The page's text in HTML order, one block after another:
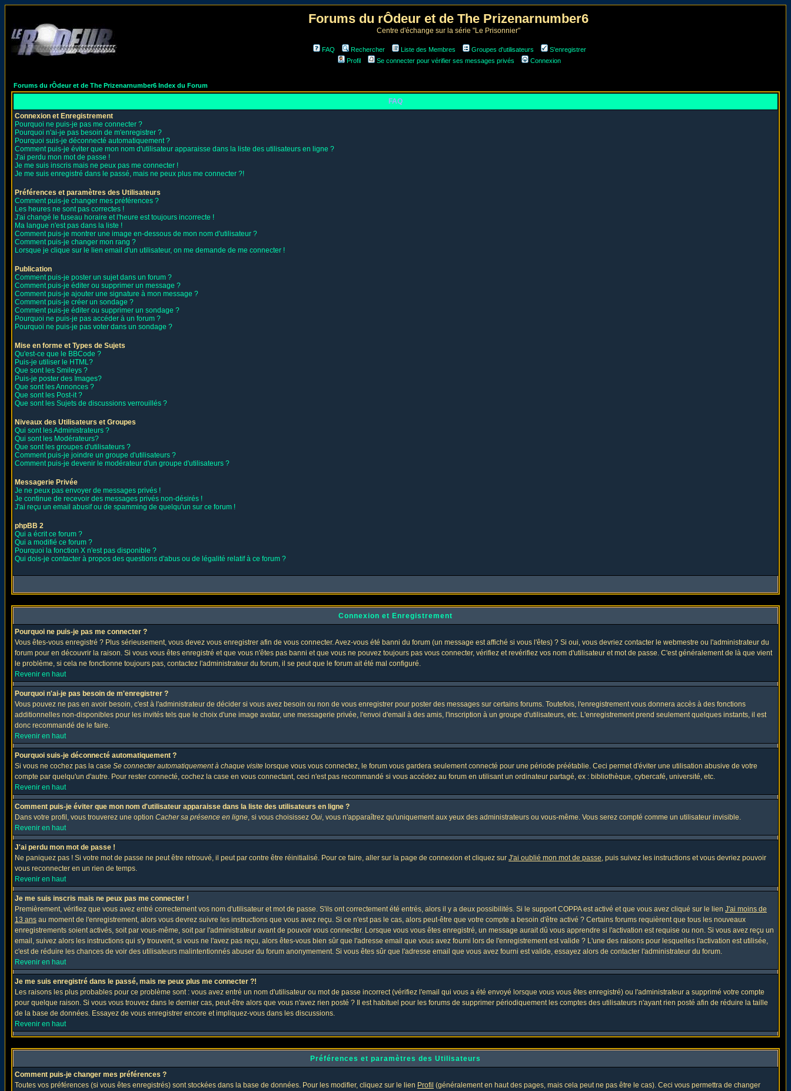
Forums du rÔdeur et de The Prizenarnumber6
Centre d'échange sur la série "Le Prisonnier"
FAQ Rechercher Liste des Membres Groupes d'utilisateurs
S'enregistrer
Profil
Se connecter pour vérifier ses messages privés Connexion
Forums du rÔdeur et de The Prizenarnumber6 Index du Forum
FAQ
Connexion et Enregistrement
Pourquoi ne puis-je pas me connecter ?
Pourquoi n'ai-je pas besoin de m'enregistrer ?
Pourquoi suis-je déconnecté automatiquement ?
Comment puis-je éviter que mon nom d'utilisateur apparaisse dans la liste des utilisateurs en ligne ?
J'ai perdu mon mot de passe !
Je me suis inscris mais ne peux pas me connecter !
Je me suis enregistré dans le passé, mais ne peux plus me connecter ?!
Préférences et paramètres des Utilisateurs
Comment puis-je changer mes préférences ?
Les heures ne sont pas correctes !
J'ai changé le fuseau horaire et l'heure est toujours incorrecte !
Ma langue n'est pas dans la liste !
Comment puis-je montrer une image en-dessous de mon nom d'utilisateur ?
Comment puis-je changer mon rang ?
Lorsque je clique sur le lien email d'un utilisateur, on me demande de me connecter !
Publication
Comment puis-je poster un sujet dans un forum ?
Comment puis-je éditer ou supprimer un message ?
Comment puis-je ajouter une signature à mon message ?
Comment puis-je créer un sondage ?
Comment puis-je éditer ou supprimer un sondage ?
Pourquoi ne puis-je pas accéder à un forum ?
Pourquoi ne puis-je pas voter dans un sondage ?
Mise en forme et Types de Sujets
Qu'est-ce que le BBCode ?
Puis-je utiliser le HTML?
Que sont les Smileys ?
Puis-je poster des Images?
Que sont les Annonces ?
Que sont les Post-it ?
Que sont les Sujets de discussions verrouillés ?
Niveaux des Utilisateurs et Groupes
Qui sont les Administrateurs ?
Qui sont les Modérateurs?
Que sont les groupes d'utilisateurs ?
Comment puis-je joindre un groupe d'utilisateurs ?
Comment puis-je devenir le modérateur d'un groupe d'utilisateurs ?
Messagerie Privée
Je ne peux pas envoyer de messages privés !
Je continue de recevoir des messages privés non-désirés !
J'ai reçu un email abusif ou de spamming de quelqu'un sur ce forum !
phpBB 2
Qui a écrit ce forum ?
Qui a modifié ce forum ?
Pourquoi la fonction X n'est pas disponible ?
Qui dois-je contacter à propos des questions d'abus ou de légalité relatif à ce forum ?
Connexion et Enregistrement
Pourquoi ne puis-je pas me connecter ?
Vous êtes-vous enregistré ? Plus sérieusement, vous devez vous enregistrer afin de vous connecter. Avez-vous été banni du forum (un message est affiché si vous l'êtes) ? Si oui, vous devriez contacter le webmestre ou l'administrateur du
forum pour en découvrir la raison. Si vous vous êtes enregistré et que vous n'êtes pas banni et que vous ne pouvez toujours pas vous connecter, vérifiez et revérifiez vos nom d'utilisateur et mot de passe. C'est généralement de là que vient
le problème, si cela ne fonctionne toujours pas, contactez l'administrateur du forum, il se peut que le forum ait été mal configuré.
Revenir en haut
Pourquoi n'ai-je pas besoin de m'enregistrer ?
Vous pouvez ne pas en avoir besoin, c'est à l'administrateur de décider si vous avez besoin ou non de vous enregistrer pour poster des messages sur certains forums. Toutefois, l'enregistrement vous donnera accès à des fonctions
additionnelles non-disponibles pour les invités tels que le choix d'une image avatar, une messagerie privée, l'envoi d'email à des amis, l'inscription à un groupe d'utilisateurs, etc. L'enregistrement prend seulement quelques instants, il est
donc recommandé de le faire.
Revenir en haut
Pourquoi suis-je déconnecté automatiquement ?
Si vous ne cochez pas la case Se connecter automatiquement à chaque visite lorsque vous vous connectez, le forum vous gardera seulement connecté pour une période préétablie. Ceci permet d'éviter une utilisation abusive de votre
compte par quelqu'un d'autre. Pour rester connecté, cochez la case en vous connectant, ceci n'est pas recommandé si vous accédez au forum en utilisant un ordinateur partagé, ex : bibliothèque, cybercafé, université, etc.
Revenir en haut
Comment puis-je éviter que mon nom d'utilisateur apparaisse dans la liste des utilisateurs en ligne ?
Dans votre profil, vous trouverez une option Cacher sa présence en ligne, si vous choisissez Oui, vous n'apparaîtrez qu'uniquement aux yeux des administrateurs ou vous-même. Vous serez compté comme un utilisateur invisible.
Revenir en haut
J'ai perdu mon mot de passe !
Ne paniquez pas ! Si votre mot de passe ne peut être retrouvé, il peut par contre être réinitialisé. Pour ce faire, aller sur la page de connexion et cliquez sur J'ai oublié mon mot de passe, puis suivez les instructions et vous devriez pouvoir
vous reconnecter en un rien de temps.
Revenir en haut
Je me suis inscris mais ne peux pas me connecter !
Premièrement, vérifiez que vous avez entré correctement vos nom d'utilisateur et mot de passe. S'ils ont correctement été entrés, alors il y a deux possibilités. Si le support COPPA est activé et que vous avez cliqué sur le lien J'ai moins de
13 ans au moment de l'enregistrement, alors vous devrez suivre les instructions que vous avez reçu. Si ce n'est pas le cas, alors peut-être que votre compte a besoin d'être activé ? Certains forums requièrent que tous les nouveaux
enregistrements soient activés, soit par vous-même, soit par l'administrateur avant de pouvoir vous connecter. Lorsque vous vous êtes enregistré, un message aurait dû vous apprendre si l'activation est requise ou non. Si vous avez reçu un
email, suivez alors les instructions qui s'y trouvent, si vous ne l'avez pas reçu, alors êtes-vous bien sûr que l'adresse email que vous avez fourni lors de l'enregistrement est valide ? L'une des raisons pour lesquelles l'activation est utilisée,
c'est de réduire les chances de voir des utilisateurs malintentionnés abuser du forum anonymement. Si vous êtes sûr que l'adresse email que vous avez fourni est valide, essayez alors de contacter l'administrateur du forum.
Revenir en haut
Je me suis enregistré dans le passé, mais ne peux plus me connecter ?!
Les raisons les plus probables pour ce problème sont : vous avez entré un nom d'utilisateur ou mot de passe incorrect (vérifiez l'email qui vous a été envoyé lorsque vous vous êtes enregistré) ou l'administrateur a supprimé votre compte
pour quelque raison. Si vous vous trouvez dans le dernier cas, peut-être alors que vous n'avez rien posté ? Il est habituel pour les forums de supprimer périodiquement les comptes des utilisateurs n'ayant rien posté afin de réduire la taille
de la base de données. Essayez de vous enregistrer encore et impliquez-vous dans les discussions.
Revenir en haut
Préférences et paramètres des Utilisateurs
Comment puis-je changer mes préférences ?
Toutes vos préférences (si vous êtes enregistrés) sont stockées dans la base de données. Pour les modifier, cliquez sur le lien Profil (généralement en haut des pages, mais cela peut ne pas être le cas). Ceci vous permettra de changer